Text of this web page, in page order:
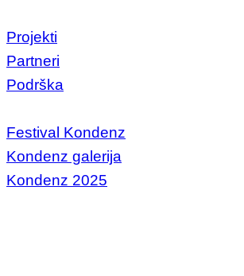
Projekti
Partneri
Podrška
Festival Kondenz
Kondenz galerija
Kondenz 2025